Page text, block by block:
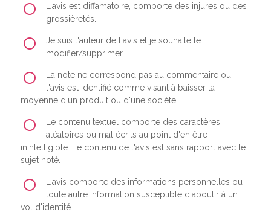
L'avis est diffamatoire, comporte des injures ou des
grossièretés.
Je suis l'auteur de l'avis et je souhaite le
modifier/supprimer.
La note ne correspond pas au commentaire ou
l'avis est identifié comme visant à baisser la
moyenne d'un produit ou d'une société.
Le contenu textuel comporte des caractères
aléatoires ou mal écrits au point d'en être
inintelligible. Le contenu de l'avis est sans rapport avec le
sujet noté.
L'avis comporte des informations personnelles ou
toute autre information susceptible d'aboutir à un
vol d'identité.